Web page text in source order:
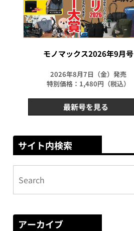
モノマックス2026年9月号
2026年8月7日（金）発売
特別価格：1,480円（税込）
最新号を見る
サイト内検索
アーカイブ